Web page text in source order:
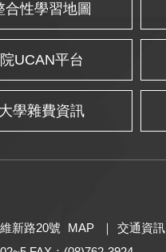
合性學習地圖
UCAN平台
學雜費資訊
新路20號 MAP ｜
交通資訊